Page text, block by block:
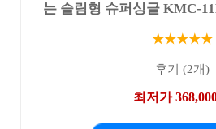
는 슬림형 슈퍼싱글 KMC-
★★★★★
후기 (2개)
최저가